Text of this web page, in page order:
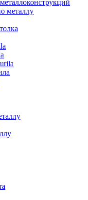
металлу